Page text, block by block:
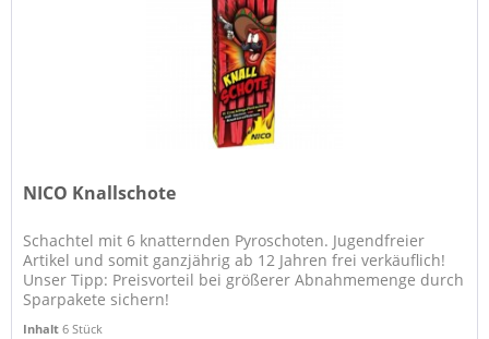
NICO Knallschote
Schachtel mit 6 knatternden Pyroschoten. Jugendfreier
Artikel und somit ganzjährig ab 12 Jahren frei verkäuflich!
Unser Tipp: Preisvorteil bei größerer Abnahmemenge durch
Sparpakete sichern!
Inhalt6 Stück